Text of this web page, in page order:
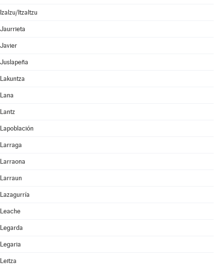
Izalzu/Itzaltzu
Jaurrieta
Javier
Juslapeña
Lakuntza
Lana
Lantz
Lapoblación
Larraga
Larraona
Larraun
Lazagurría
Leache
Legarda
Legaria
Leitza